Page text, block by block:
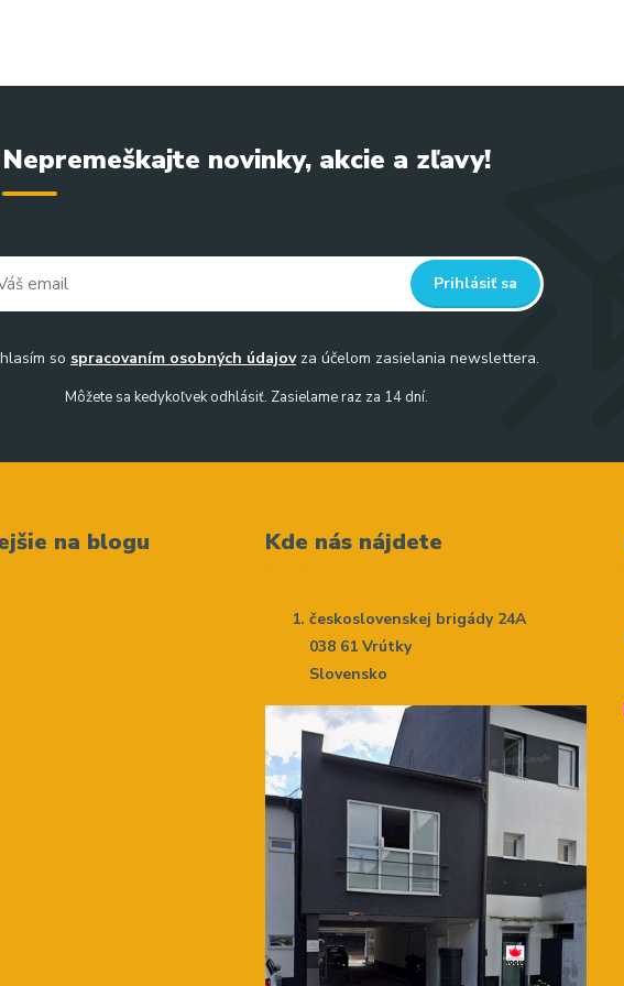
Nepremeškajte novinky, akcie a zľavy!
Prihlásiť sa
so spracovaním osobných údajovza účelom zasielania newslettera.
Môžete sa kedykoľvek odhlásiť. Zasielame raz za 14 dní.
na blogu Kde nás nájdete
československej brigády 24A
038 61 Vrútky
Slovensko